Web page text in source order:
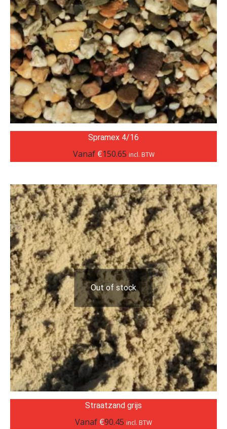
Spramex 4/16
Vanaf €150.65 incl. BTW
Out of stock
Straatzand grijs
Vanaf €90.45 incl. BTW